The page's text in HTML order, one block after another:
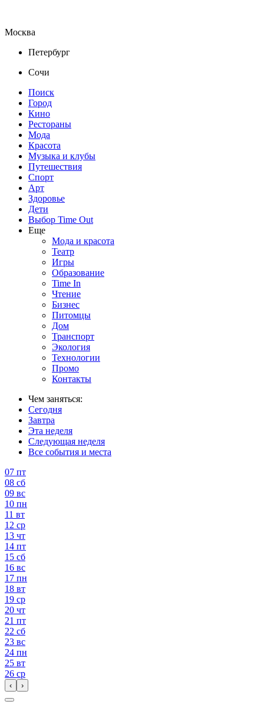
Москва
Петербург
Сочи
Поиск
Город
Кино
Рестораны
Мода
Красота
Музыка и клубы
Путешествия
Спорт
Арт
Здоровье
Дети
Выбор Time Out
Еще
Мода и красота
Театр
Игры
Образование
Time In
Чтение
Бизнес
Питомцы
Дом
Транспорт
Экология
Технологии
Промо
Контакты
Чем заняться:
Сегодня
Завтра
Эта неделя
Следующая неделя
Все события и места
07 пт
08 сб
09 вс
10 пн
11 вт
12 ср
13 чт
14 пт
15 сб
16 вс
17 пн
18 вт
19 ср
20 чт
21 пт
22 сб
23 вс
24 пн
25 вт
26 ср
‹ ›